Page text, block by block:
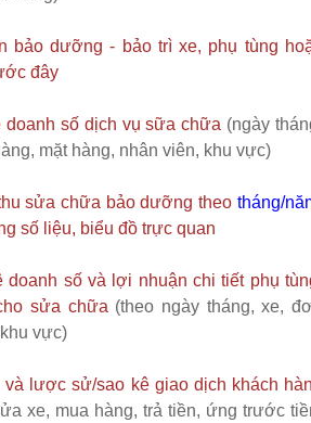
bảo dưỡng - bảo trì xe, phụ tùng
đây
doanh số dịch vụ sữa chữa (ngày
mặt hàng, nhân viên, khu vực)
sửa chữa bảo dưỡng theo tháng/
số liệu, biểu đồ trực quan
doanh số và lợi nhuận chi tiết phụ
sửa chữa (theo ngày tháng, xe,
vực)
và lược sử/sao kê giao dịch khách
xe, mua hàng, trả tiền, ứng trước